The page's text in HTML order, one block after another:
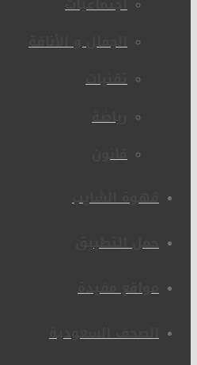
الجمال و الأناقة
تقنيات
رياضة
قانون
قهوة الشايب
حمل التطبيق
مواقع مفيدة
الصحف السعودية